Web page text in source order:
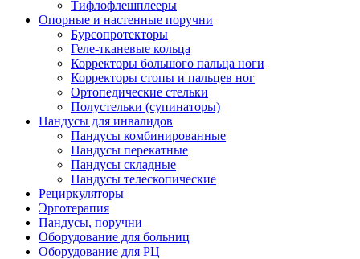
Тифлофлешплееры
Опорные и настенные поручни
Бурсопротекторы
Геле-тканевые кольца
Корректоры большого пальца ноги
Корректоры стопы и пальцев ног
Ортопедические стельки
Полустельки (супинаторы)
Пандусы для инвалидов
Пандусы комбинированные
Пандусы перекатные
Пандусы складные
Пандусы телескопические
Рециркуляторы
Эрготерапия
Пандусы, поручни
Оборудование для больниц
Оборудование для РЦ